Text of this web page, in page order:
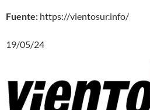
Fuente: https://vientosur.info/
19/05/24